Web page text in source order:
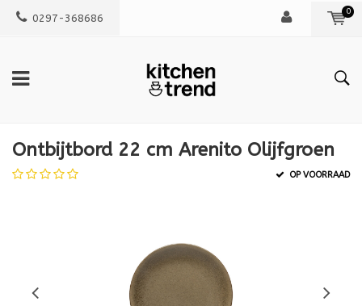
0297-368686
0
Ontbijtbord 22 cm Arenito Olijfgroen
OP VOORRAAD